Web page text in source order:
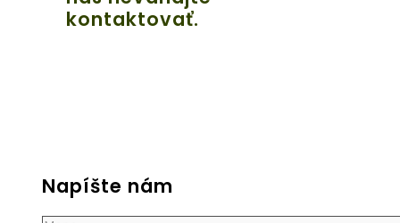
kontaktovať.
Napíšte nám